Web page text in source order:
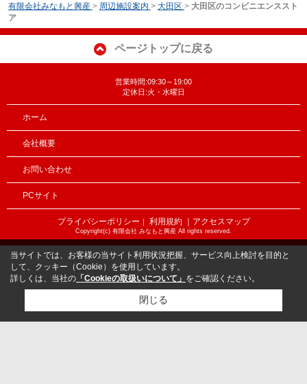
有限会社みなもと興産 > 周辺施設案内 > 大田区 > 大田区のコンビニエンススト
ア
ページトップに戻る
営業時間:09:30～19:00
定休日:火・水曜日
ホーム
会社概要
お問い合わせ
PCサイト
プライバシーポリシー ｜ 利用規約 ｜アクセスマップ
Copyright(c) 有限会社 みなもと興産 All rights reserved.
当サイトでは、お客様の当サイト利用状況把握、サービス向上検討を目的と
して、クッキー（Cookie）を使用しています。
詳しくは、当社の 「Cookieの取扱いについて」 をご確認ください。
閉じる